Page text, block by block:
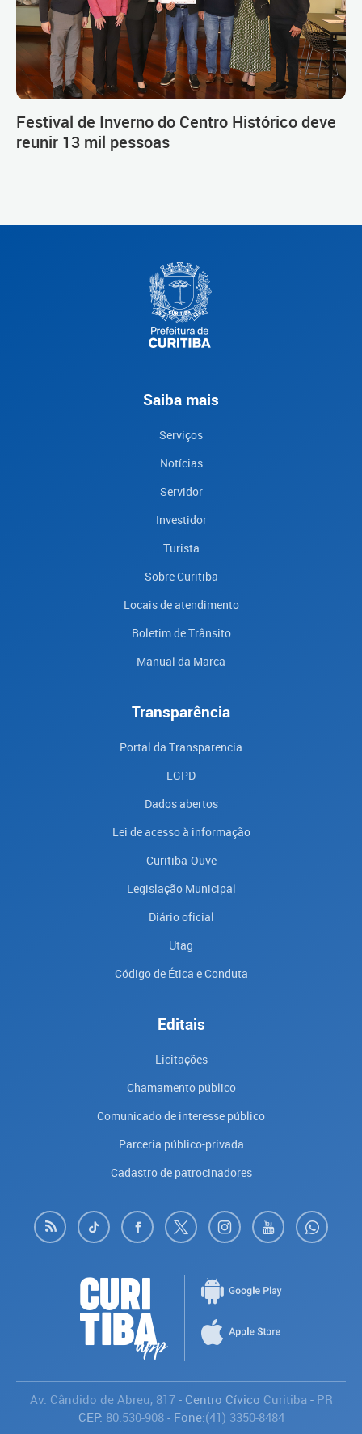
Festival de Inverno do Centro Histórico deve
reunir 13 mil pessoas
Saiba mais
Serviços
Notícias
Servidor
Investidor
Turista
Sobre Curitiba
Locais de atendimento
Boletim de Trânsito
Manual da Marca
Transparência
Portal da Transparencia
LGPD
Dados abertos
Lei de acesso à informação
Curitiba-Ouve
Legislação Municipal
Diário oficial
Utag
Código de Ética e Conduta
Editais
Licitações
Chamamento público
Comunicado de interesse público
Parceria público-privada
Cadastro de patrocinadores
Av. Cândido de Abreu, 817- Centro Cívico Curitiba- PR
CEP: 80.530-908- Fone:(41) 3350-8484